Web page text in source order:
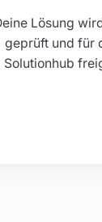
Lösung
geprüft und für
Solutionhub